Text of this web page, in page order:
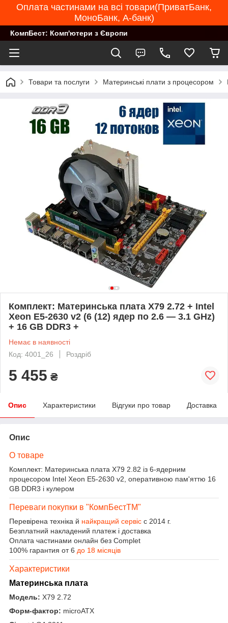
Оплата частинами на всі товари(ПриватБанк,
МоноБанк, А-банк)
КомпБест: Комп'ютери з Європи
Товари та послуги Материнські плати з процесором
Комплект: Материнська плата X79 2.72 + Intel
Xeon E5-2630 v2 (6 (12) ядер по 2.6 — 3.1 GHz)
+ 16 GB DDR3 +
Немає в наявності
Код: 4001_26
Роздріб
5 455 ₴
Опис Характеристики Відгуки про товар Доставка
Опис
О товаре
Комплект: Материнська плата X79 2.82 із 6-ядерним
процесором Intel Xeon E5-2630 v2, оперативною пам'яттю 16
GB DDR3 і кулером
Переваги покупки в "КомпБестTM"
Перевірена техніка й найкращий сервіс с 2014 г.
Безплатний накладений платеж і доставка
Оплата частинами онлайн без Complet
100% гарантия от 6 до 18 місяців
Характеристики
Материнська плата
Модель: X79 2.72
Форм-фактор: microATX